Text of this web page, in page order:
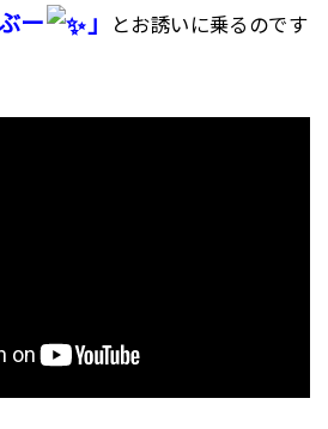
ー 」
とお誘いに乗るのです